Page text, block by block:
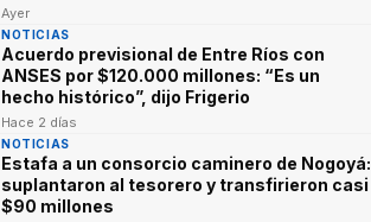
Ayer
NOTICIAS
Acuerdo previsional de Entre Ríos con
ANSES por $120.000 millones: “Es un
hecho histórico”, dijo Frigerio
Hace 2 días
NOTICIAS
Estafa a un consorcio caminero de Nogoyá:
suplantaron al tesorero y transfirieron casi
$90 millones